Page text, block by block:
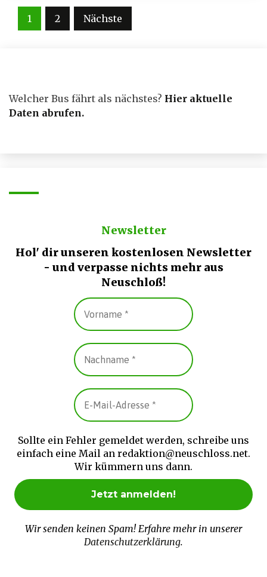
Seitennummerierung
1 2 Nächste
Welcher Bus fährt als nächstes? Hier aktuelle
Daten abrufen.
Newsletter
Hol' dir unseren kostenlosen Newsletter
- und verpasse nichts mehr aus
Neuschloß!
Sollte ein Fehler gemeldet werden, schreibe uns
einfach eine Mail an redaktion@neuschloss.net.
Wir kümmern uns dann.
Wir senden keinen Spam! Erfahre mehr in unserer
Datenschutzerklärung.